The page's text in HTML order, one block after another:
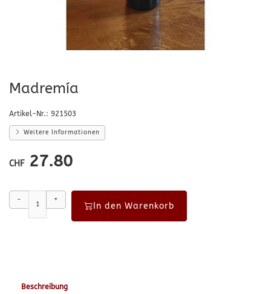
Madremía
Artikel-Nr.: 921503
Weitere Informationen
CHF 27.80
- +
In den Warenkorb
Beschreibung